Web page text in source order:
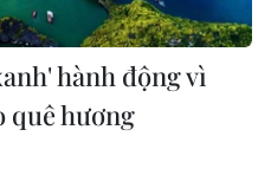
hành động vì
quê hương